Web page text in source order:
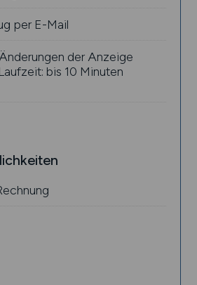
per E-Mail
der Anzeige
bis 10 Minuten